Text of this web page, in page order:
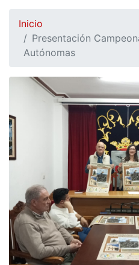
Inicio
Presentación
Autónomas